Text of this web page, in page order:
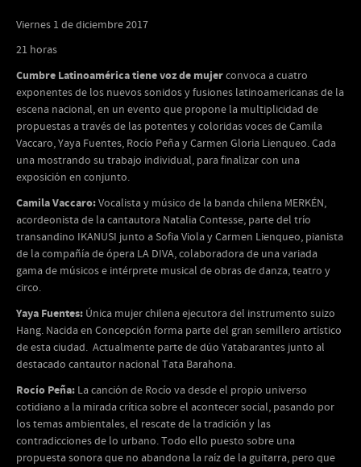
Viernes 1 de diciembre 2017
21 horas
Cumbre Latinoamérica tiene voz de mujerconvoca a cuatro
exponentes de los nuevos sonidos y fusiones latinoamericanas de la
escena nacional, en un evento que propone la multiplicidad de
propuestas a través de las potentes y coloridas voces de Camila
Vaccaro, Yaya Fuentes, Rocío Peña y Carmen Gloria Lienqueo. Cada
una mostrando su trabajo individual, para finalizar con una
exposición en conjunto.
Camila Vaccaro:Vocalista y músico de la banda chilena MERKÉN,
acordeonista de la cantautora Natalia Contesse, parte del trío
transandino IKANUSI junto a Sofia Viola y Carmen Lienqueo, pianista
de la compañía de ópera LA DIVA, colaboradora de una variada
gama de músicos e intérprete musical de obras de danza, teatro y
circo.
Yaya Fuentes: Única mujer chilena ejecutora del instrumento suizo
Hang. Nacida en Concepción forma parte del gran semillero artístico
de esta ciudad. Actualmente parte de dúo Yatabarantes junto al
destacado cantautor nacional Tata Barahona.
Rocío Peña: La canción de Rocío va desde el propio universo
cotidiano a la mirada crítica sobre el acontecer social, pasando por
los temas ambientales, el rescate de la tradición y las
contradicciones de lo urbano. Todo ello puesto sobre una
propuesta sonora que no abandona la raíz de la guitarra, pero que